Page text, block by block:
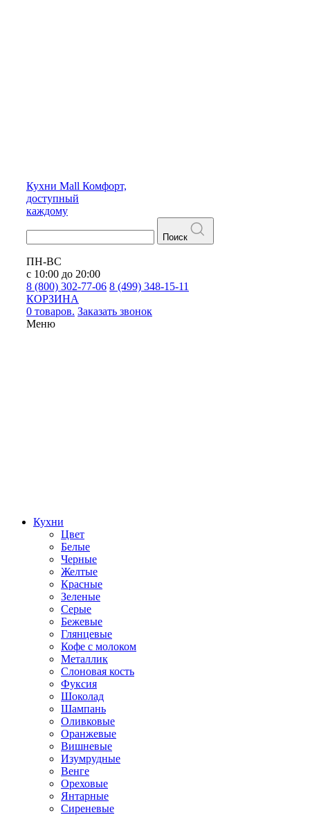
Кухни Mall Комфорт,
доступный
каждому
Поиск
ПН-ВС
с 10:00 до 20:00
8 (800) 302-77-06 8 (499) 348-15-11
КОРЗИНА
0 товаров. Заказать звонок
Меню
Кухни
Цвет
Белые
Черные
Желтые
Красные
Зеленые
Серые
Бежевые
Глянцевые
Кофе с молоком
Металлик
Слоновая кость
Фуксия
Шоколад
Шампань
Оливковые
Оранжевые
Вишневые
Изумрудные
Венге
Ореховые
Янтарные
Сиреневые